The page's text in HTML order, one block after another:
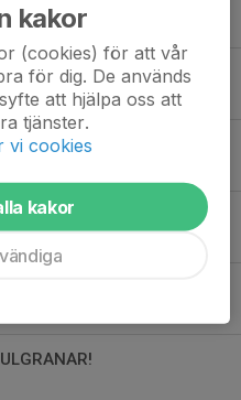
öppnar anmälan!
9 februari
kakor
(cookies) för att vår
för dig. De används
att hjälpa oss att
tjänster.
vi cookies
kakor